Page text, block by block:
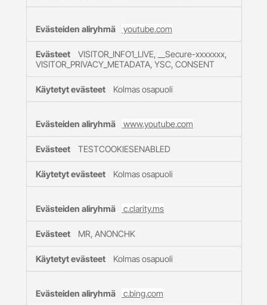
youtube.com
VISITOR_INFO1_LIVE, __Secure-xxxxxxx,
VISITOR_PRIVACY_METADATA, YSC, CONSENT
Kolmas osapuoli
www.youtube.com
TESTCOOKIESENABLED
Kolmas osapuoli
c.clarity.ms
MR, ANONCHK
Kolmas osapuoli
c.bing.com